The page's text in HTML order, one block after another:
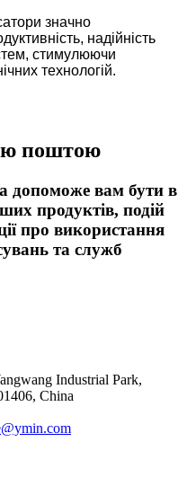
значно
надійність
стимулюючи
технологій.
поштою
допоможе вам бути в
продуктів, подій
про використання
та служб
Industrial Park,
China